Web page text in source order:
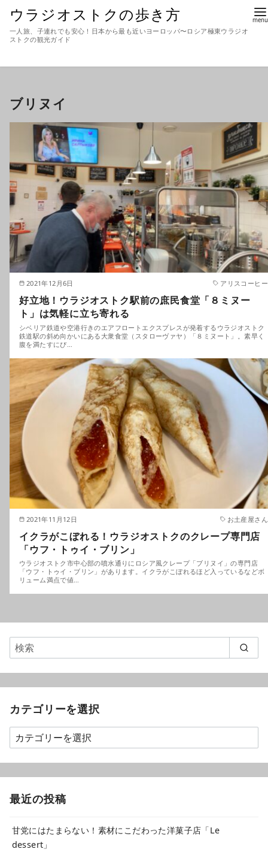
ウラジオストクの歩き方
一人旅、子連れでも安心！日本から最も近いヨーロッパ〜ロシア極東ウラジオ
ストクの観光ガイド
ブリヌイ
2021年12月6日 アリスコーヒー
好立地！ウラジオストク駅前の庶民食堂「８ミヌー
ト」は気軽に立ち寄れる
シベリア鉄道や空港行きのエアフロートエクスプレスが発着するウラジオストク
鉄道駅の斜め向かいにある大衆食堂（スタローヴァヤ）「８ミヌート」。素早く
腹を満たすにぴ…
2021年11月12日 お土産屋さん
イクラがこぼれる！ウラジオストクのクレープ専門店
「ウフ・トゥイ・ブリン」
ウラジオストク市中心部の噴水通りにロシア風クレープ「ブリヌイ」の専門店
「ウフ・トゥイ・ブリン」があります。イクラがこぼれるほど入っているなどボ
リューム満点で値…
カテゴリーを選択
最近の投稿
甘党にはたまらない！素材にこだわった洋菓子店「Le
dessert」